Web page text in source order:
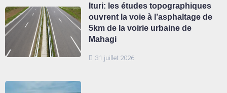
31 juillet 2026
Ituri: les études topographiques
ouvrent la voie à l’asphaltage de
5km de la voirie urbaine de
Mahagi